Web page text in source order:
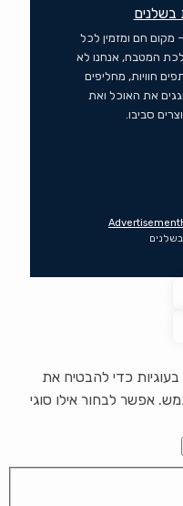
מקום חם ומזמין לכל
המטבח, אנחנו לא
חוויות, מחליפים
את האוכל ואת
סביבו.
Advertisement
כדי להבטיח את
אפשר לבחור אילו סוגי